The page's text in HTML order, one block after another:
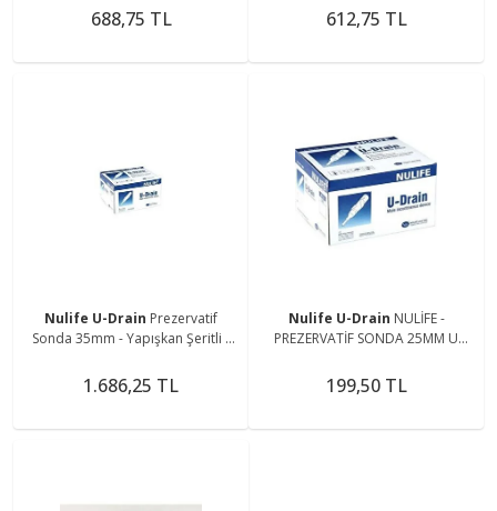
688,75 TL 612,75 TL
Nulife U-Drain Prezervatif
Sonda 35mm - Yapışkan Şeritli -
1.686,25 TL
Nulife U-Drain NULİFE -
PREZERVATİF SONDA 25MM U
199,50 TL